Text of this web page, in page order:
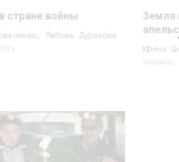
стране войны
Любовь Дуракова
Земля
Ирина